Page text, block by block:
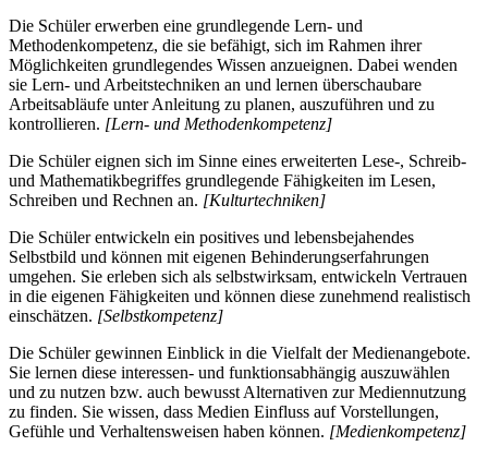
Die Schüler erwerben eine grundlegende Lern- und
Methodenkompetenz, die sie befähigt, sich im Rahmen ihrer
Möglichkeiten grundlegendes Wissen anzueignen. Dabei wenden
sie Lern- und Arbeitstechniken an und lernen überschaubare
Arbeitsabläufe unter Anleitung zu planen, auszuführen und zu
kontrollieren. [Lern- und Methodenkompetenz]
Die Schüler eignen sich im Sinne eines erweiterten Lese-, Schreib-
und Mathematikbegriffes grundlegende Fähigkeiten im Lesen,
Schreiben und Rechnen an. [Kulturtechniken]
Die Schüler entwickeln ein positives und lebensbejahendes
Selbstbild und können mit eigenen Behinderungserfahrungen
umgehen. Sie erleben sich als selbstwirksam, entwickeln Vertrauen
in die eigenen Fähigkeiten und können diese zunehmend realistisch
einschätzen. [Selbstkompetenz]
Die Schüler gewinnen Einblick in die Vielfalt der Medienangebote.
Sie lernen diese interessen- und funktionsabhängig auszuwählen
und zu nutzen bzw. auch bewusst Alternativen zur Mediennutzung
zu finden. Sie wissen, dass Medien Einfluss auf Vorstellungen,
Gefühle und Verhaltensweisen haben können. [Medienkompetenz]